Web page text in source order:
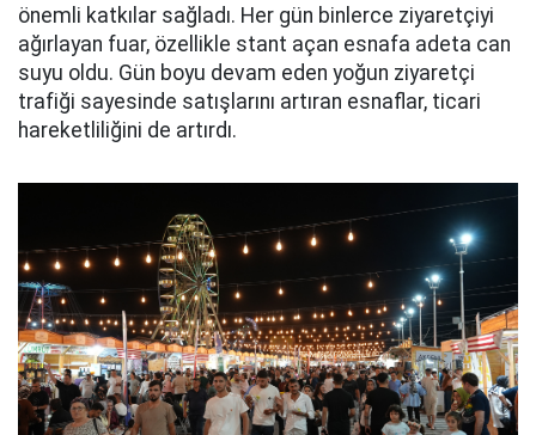
önemli katkılar sağladı. Her gün binlerce ziyaretçiyi
ağırlayan fuar, özellikle stant açan esnafa adeta can
suyu oldu. Gün boyu devam eden yoğun ziyaretçi
trafiği sayesinde satışlarını artıran esnaflar, ticari
hareketliliğini de artırdı.